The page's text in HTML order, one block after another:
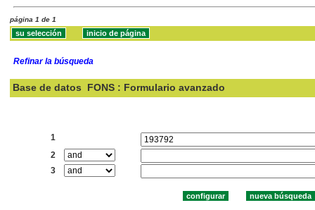
página 1 de 1
Refinar la búsqueda
Base de datos FONS : Formulario avanzado
1
2
3